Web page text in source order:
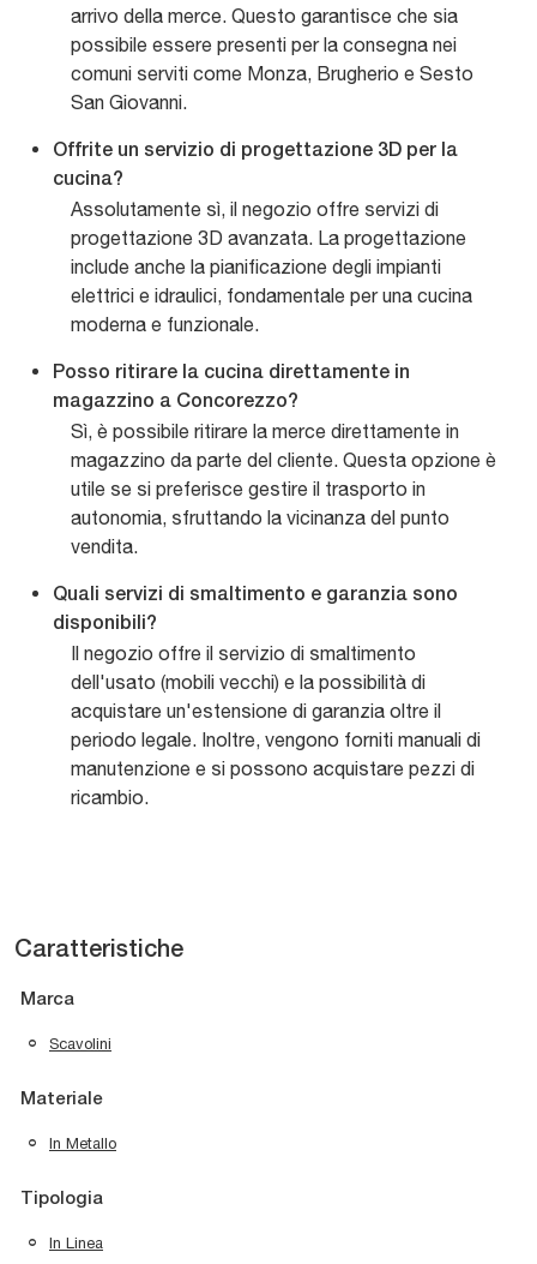
arrivo della merce. Questo garantisce che sia
possibile essere presenti per la consegna nei
comuni serviti come Monza, Brugherio e Sesto
San Giovanni.
Offrite un servizio di progettazione 3D per la
cucina?
Assolutamente sì, il negozio offre servizi di
progettazione 3D avanzata. La progettazione
include anche la pianificazione degli impianti
elettrici e idraulici, fondamentale per una cucina
moderna e funzionale.
Posso ritirare la cucina direttamente in
magazzino a Concorezzo?
Sì, è possibile ritirare la merce direttamente in
magazzino da parte del cliente. Questa opzione è
utile se si preferisce gestire il trasporto in
autonomia, sfruttando la vicinanza del punto
vendita.
Quali servizi di smaltimento e garanzia sono
disponibili?
Il negozio offre il servizio di smaltimento
dell'usato (mobili vecchi) e la possibilità di
acquistare un'estensione di garanzia oltre il
periodo legale. Inoltre, vengono forniti manuali di
manutenzione e si possono acquistare pezzi di
ricambio.
Caratteristiche
Marca
Scavolini
Materiale
In Metallo
Tipologia
In Linea